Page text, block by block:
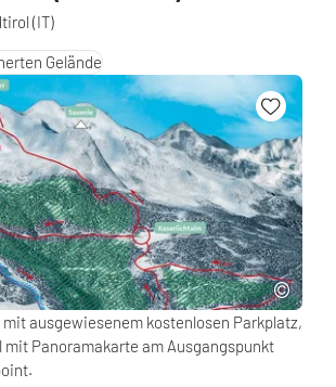
(IT)
Gelände
ausgewiesenem kostenlosen Parkplatz,
Panoramakarte am Ausgangspunkt